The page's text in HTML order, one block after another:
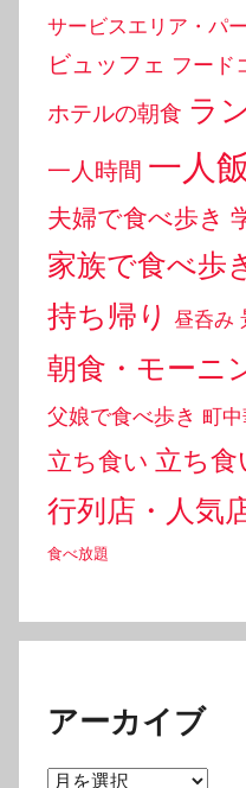
サービスエリア・パ
ビュッフェ フード
ホテルの朝食 ラ
一人時間 一人飯
夫婦で食べ歩き
家族で食べ歩
持ち帰り 昼呑み
朝食・モーニ
父娘で食べ歩き 町
立ち食い 立ち
行列店・人気
食べ放題
アーカイブ
ア